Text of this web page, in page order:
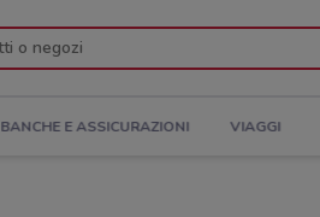
BANCHE E ASSICURAZIONI VIAGGI